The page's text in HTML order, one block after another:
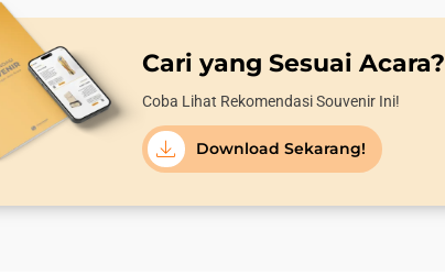
Cari yang Sesuai Acara?
Coba Lihat Rekomendasi Souvenir Ini!
Download Sekarang!